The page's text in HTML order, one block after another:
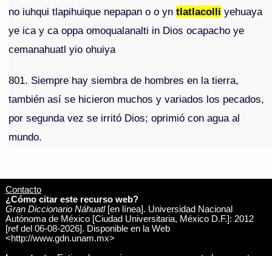
no iuhqui tlapihuique nepapan o o yntlatlacolli yehuaya
ye ica y ca oppa omoqualanalti in Dios ocapacho ye
cemanahuatl yio ohuiya
801. Siempre hay siembra de hombres en la tierra,
también así se hicieron muchos y variados los pecados,
por segunda vez se irritó Dios; oprimió con agua al
mundo.
Contacto
¿Cómo citar este recurso web?
Gran Diccionario Náhuatl[en línea]. Universidad Nacional
Autónoma de México [Ciudad Universitaria, México D.F.]: 2012
[ref del 06-08-2026]. Disponible en la Web
<http://www.gdn.unam.mx>